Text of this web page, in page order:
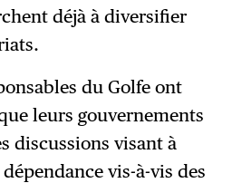
déjà à diversifier
du Golfe ont
leurs gouvernements
discussions visant à
vis-à-vis des